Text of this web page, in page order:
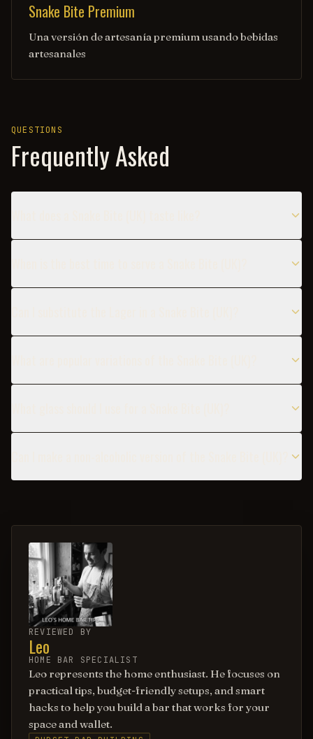
Snake Bite Premium
Una versión de artesanía premium usando bebidas
artesanales
QUESTIONS
Frequently Asked
REVIEWED BY
Leo
HOME BAR SPECIALIST
Leo represents the home enthusiast. He focuses on
practical tips, budget-friendly setups, and smart
hacks to help you build a bar that works for your
space and wallet.